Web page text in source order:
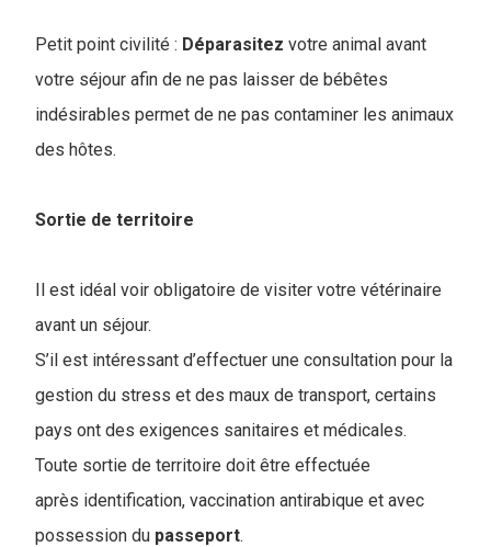
Petit point civilité : Déparasitez votre animal avant
votre séjour afin de ne pas laisser de bébêtes
indésirables permet de ne pas contaminer les animaux
des hôtes.
Sortie de territoire
Il est idéal voir obligatoire de visiter votre vétérinaire
avant un séjour.
S’il est intéressant d’effectuer une consultation pour la
gestion du stress et des maux de transport, certains
pays ont des exigences sanitaires et médicales.
Toute sortie de territoire doit être effectuée
après identification, vaccination antirabique et avec
possession du passeport.